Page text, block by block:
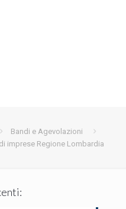
Bandi e Agevolazioni
imprese Regione Lombardia